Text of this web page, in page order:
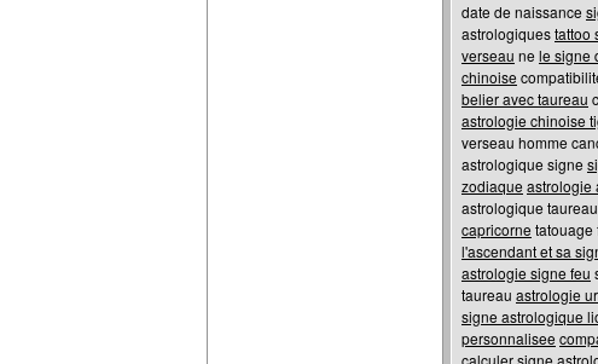
date de naissance
astrologiquestattoo
verseau ne le signe
chinoise
belier avec taureau
astrologie chinoise
verseau homme
astrologique signe
zodiaque astrologie
astrologique
capricorne tatouage
l'ascendant et sa
astrologie signe feu
taureau astrologie
signe astrologique
personnalisee
calculer signe